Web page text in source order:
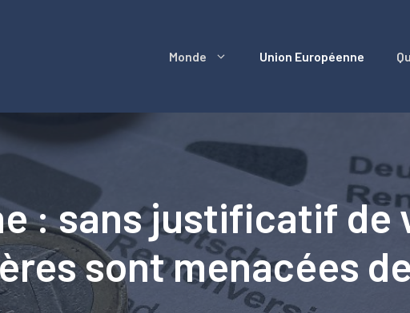
Monde Union Européenne
: sans justificatif de
sont menacées